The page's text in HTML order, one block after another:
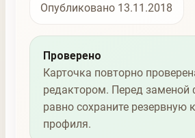
Опубликовано 13.11.2018
Проверено
Карточка повторно
редактором. Перед заменой
равно сохраните резервную
профиля.